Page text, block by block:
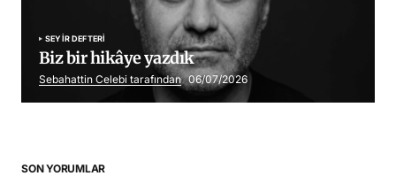
SEYIR DEFTERI
Biz bir hikâye yazdık
Sebahattin Celebi tarafından 06/07/2026
SON YORUMLAR